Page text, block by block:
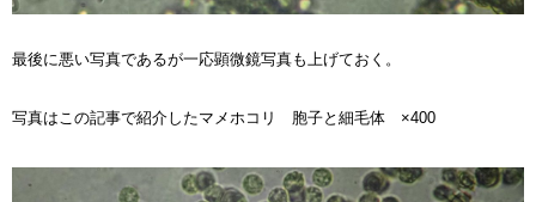
最後に悪い写真であるが一応顕微鏡写真も上げておく。
写真はこの記事で紹介したマメホコリ 胞子と細毛体 ×400